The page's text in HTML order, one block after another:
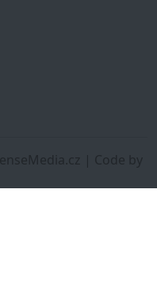
| Code by